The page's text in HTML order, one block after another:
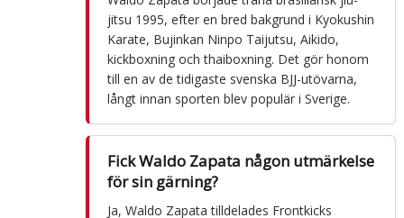
jitsu 1995, efter en bred bakgrund i Kyokushin
Karate, Bujinkan Ninpo Taijutsu, Aikido,
kickboxning och thaiboxning. Det gör honom
till en av de tidigaste svenska BJJ-utövarna,
långt innan sporten blev populär i Sverige.
Fick Waldo Zapata någon utmärkelse
för sin gärning?
Ja, Waldo Zapata tilldelades Frontkicks